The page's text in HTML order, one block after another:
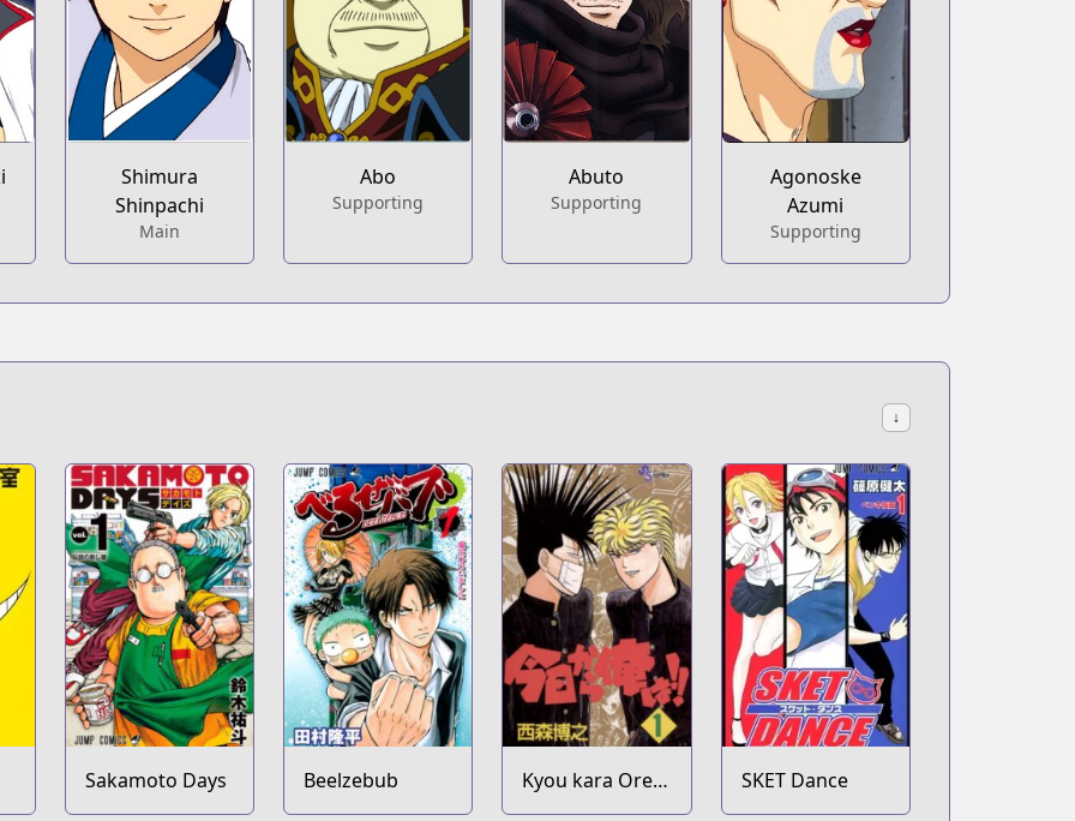
Shimura
Shinpachi
Main
Abo
Supporting
Abuto
Supporting
Agonoske
Azumi
Supporting
↓
Sakamoto Days Beelzebub
Kyou kara Ore
wa!!
SKET Dance